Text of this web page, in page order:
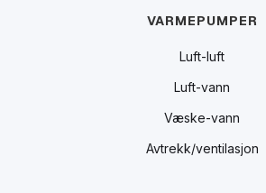
VARMEPUMPER
Luft-luft
Luft-vann
Væske-vann
Avtrekk/ventilasjon